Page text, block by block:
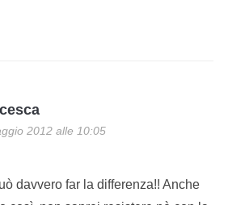
2012 alle 10:05
davvero far la differenza!! Anche